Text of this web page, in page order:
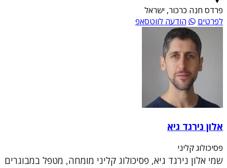
פרדס חנה כרכור, ישראל
לפרטים
הודעה לווטסאפ
אלון נירגד גיא
פסיכולוג קליני
שמי אלון נירגד גיא, פסיכולוג קליני מומחה, מטפל במבוגרים